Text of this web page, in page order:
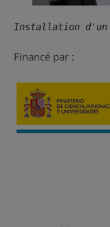
Installation d'un
Financé par :